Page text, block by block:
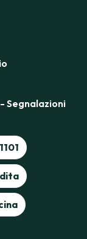
Segnalazioni